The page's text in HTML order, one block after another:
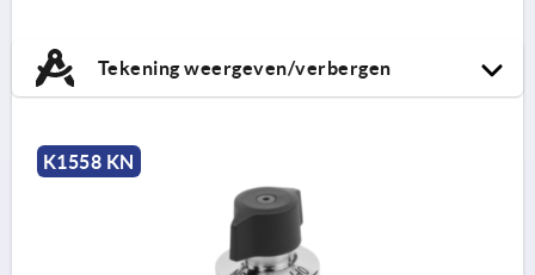
Tekening weergeven/verbergen
K1558 KN